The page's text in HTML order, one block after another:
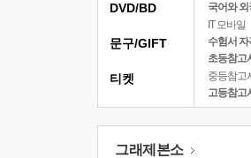
국어와 외
IT 모바일
수험서 자
초등참고
중등참고
고등참고
DVD/BD
문구/GIFT
티켓
그래제본소